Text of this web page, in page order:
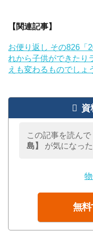
【関連記事】
お便り返し その826
れから子供ができたり
えも変わるものでしょ
資
この記事を読んで
島】
が気になっ
無料